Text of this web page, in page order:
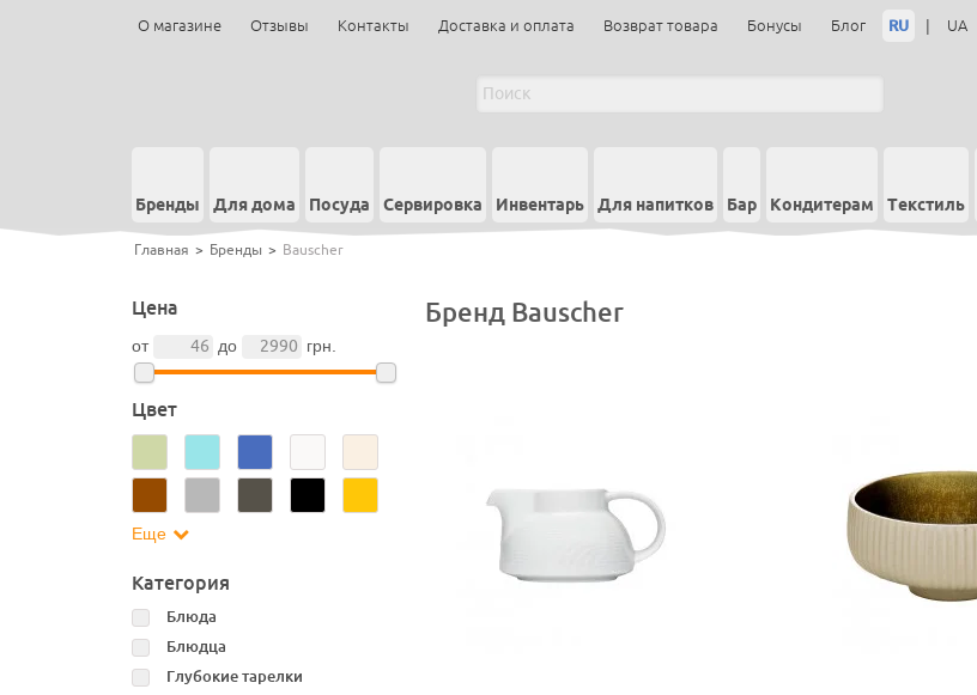
О магазине Отзывы Контакты Доставка и оплата Возврат товара Бонусы Блог RU | UA
Бренды Для дома Посуда Сервировка Инвентарь Для напитков Бар Кондитерам Текстиль
Главная > Бренды > Bauscher
Цена
от до грн.
Цвет
Еще
Категория
Блюда
Блюдца
Глубокие тарелки
Бренд Bauscher